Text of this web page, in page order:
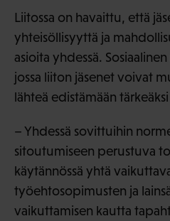
Liitossa on havaittu, että
yhteisöllisyyttä ja
asioita yhdessä.
jossa liiton jäsenet voivat
lähteä edistämään
– Yhdessä sovittuihin
sitoutumiseen perustuva
käytännössä yhtä
työehtosopimusten ja
vaikuttamisen kautta